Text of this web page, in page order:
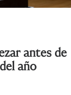
antes de
año